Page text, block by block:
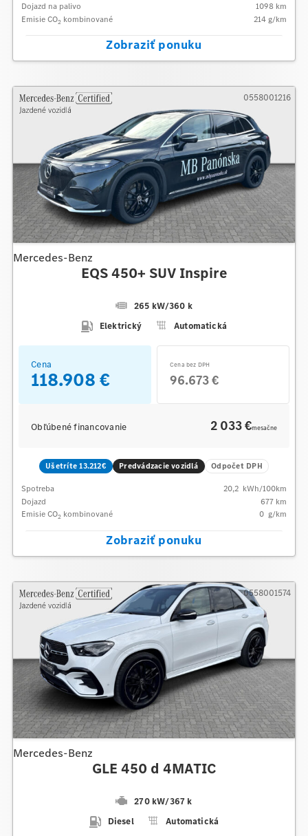
Dojazd na palivo
1098 km
Emisie CO2 kombinované 214 g/km
Zobraziť ponuku
Mercedes-Benz
EQS 450+ SUV Inspire
265 kW/360 k
Elektrický
Automatická
0558001216
Cena
118.908 €
Cena bez DPH
96.673 €
Obľúbené financovanie 2 033 €mesačne
Ušetríte 13.212€ Predvádzacie vozidlá Odpočet DPH
Spotreba 20,2 kWh/100km
Dojazd
677 km
Emisie CO2 kombinované 0 g/km
Zobraziť ponuku
Mercedes-Benz
GLE 450 d 4MATIC
270 kW/367 k
Diesel
Automatická
0558001574